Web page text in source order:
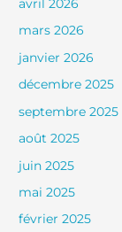
avril 2026
mars 2026
janvier 2026
décembre 2025
septembre 2025
août 2025
juin 2025
mai 2025
février 2025